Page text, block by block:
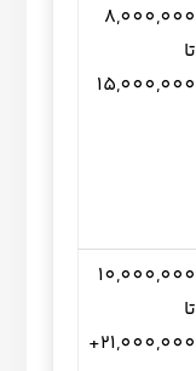
8,000,000
تا
15,000,000
10,000,000
تا
21,000,000+